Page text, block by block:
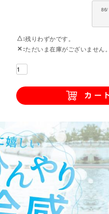
△ 残りわずかです。
✕ ただいま在庫がございません。